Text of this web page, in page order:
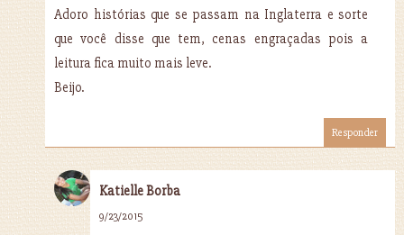
Adoro histórias que se passam na Inglaterra e sorte
que você disse que tem, cenas engraçadas pois a
leitura fica muito mais leve.
Beijo.
Responder
Katielle Borba
9/23/2015